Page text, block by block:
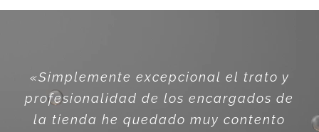
«Simplemente excepcional el trato y
profesionalidad de los encargados de
la tienda he quedado muy contento